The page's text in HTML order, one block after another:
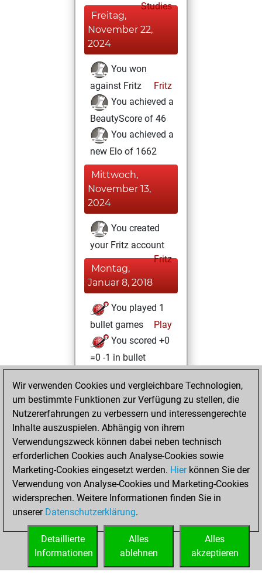
Studies
Freitag,
November 22,
2024
You won
against Fritz
Fritz
You achieved a
BeautyScore of 46
You achieved a
new Elo of 1662
Mittwoch,
November 13,
2024
You created
your Fritz account
Fritz
Montag,
Januar 8, 2018
You played 1
bullet games
Play
You scored +0
=0 -1 in bullet
Freitag, August 2,
2013
You played 91
blitz games
Play
You scored +41
=3 -47 in blitz
You played 7
slow games
You scored +6
=0 -1 in slow games
Wir verwenden Cookies und vergleichbare Technologien,
um bestimmte Funktionen zur Verfügung zu stellen, die
Nutzererfahrungen zu verbessern und interessengerechte
Inhalte auszuspielen. Abhängig von ihrem
Verwendungszweck können dabei neben technisch
erforderlichen Cookies auch Analyse-Cookies sowie
Marketing-Cookies eingesetzt werden. Hierkönnen Sie der
Verwendung von Analyse-Cookies und Marketing-Cookies
widersprechen. Weitere Informationen finden Sie in
unserer Datenschutzerklärung.
Alles
akzeptieren
Alles
ablehnen
Detaillierte
Informationen